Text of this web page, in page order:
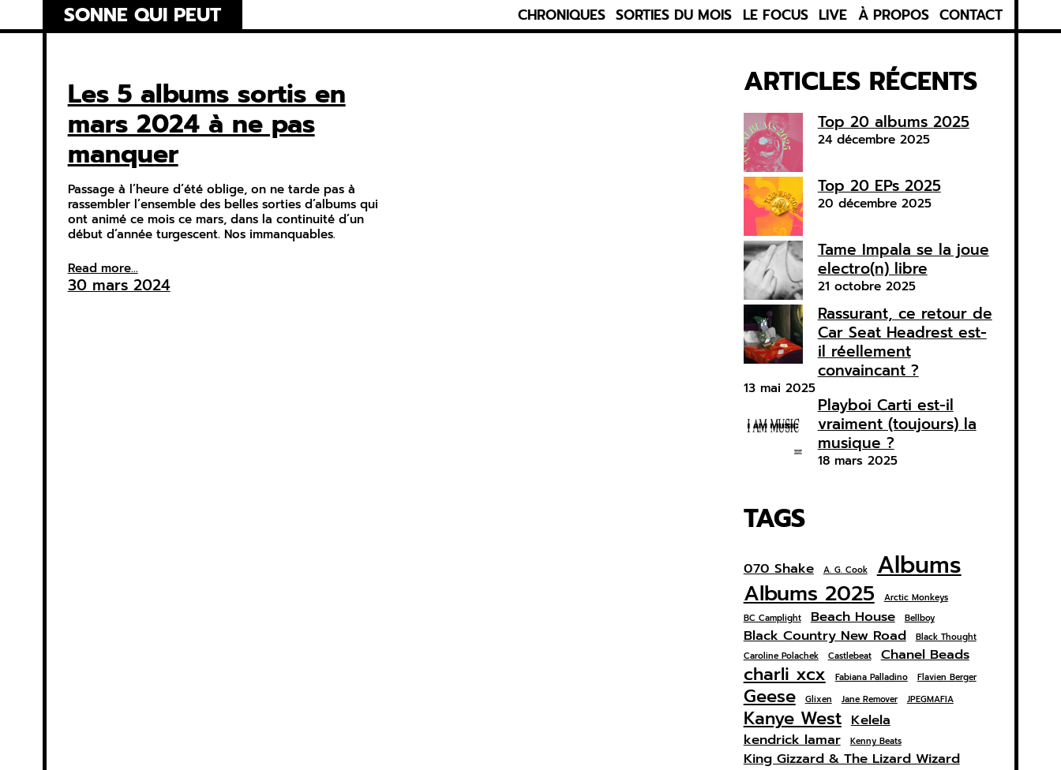
to
SONNE QUI PEUT CHRONIQUES SORTIES DU MOIS LE FOCUS LIVE À PROPOS CONTACT
Les 5 albums sortis en
mars 2024 à ne pas
manquer
Passage à l’heure d’été oblige, on ne tarde pas à
rassembler l’ensemble des belles sorties d’albums qui
ont animé ce mois ce mars, dans la continuité d’un
début d’année turgescent. Nos immanquables.
Read more...
30 mars 2024
ARTICLES RÉCENTS
Top 20 albums 2025
24 décembre 2025
Top 20 EPs 2025
20 décembre 2025
Tame Impala se la joue
electro(n) libre
21 octobre 2025
Rassurant, ce retour de
Car Seat Headrest est-
il réellement
convaincant ?
13 mai 2025
Playboi Carti est-il
vraiment (toujours) la
musique ?
18 mars 2025
TAGS
070 Shake A. G. Cook Albums
Albums 2025
Arctic Monkeys
BC Camplight
Beach House Bellboy
Black Country New Road
Black Thought
Caroline Polachek
Castlebeat Chanel Beads
charli xcx Fabiana Palladino Flavien Berger
Geese Glixen Jane Remover JPEGMAFIA
Kanye West Kelela
kendrick lamar
Kenny Beats
King Gizzard & The Lizard Wizard